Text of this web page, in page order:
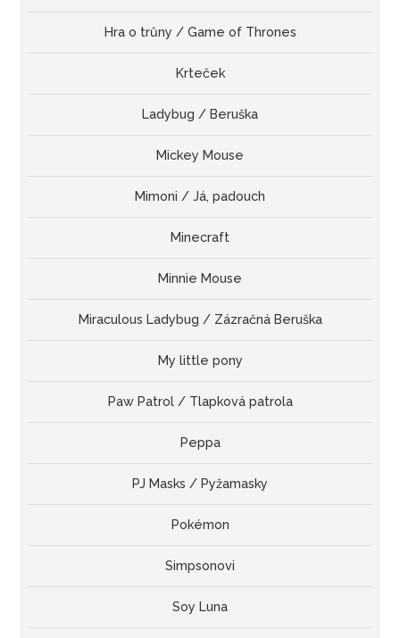
Hra o trůny / Game of Thrones
Krteček
Ladybug / Beruška
Mickey Mouse
Mimoni / Já, padouch
Minecraft
Minnie Mouse
Miraculous Ladybug / Zázračná Beruška
My little pony
Paw Patrol / Tlapková patrola
Peppa
PJ Masks / Pyžamasky
Pokémon
Simpsonovi
Soy Luna